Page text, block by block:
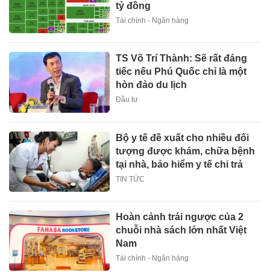
tỷ đồng
Tài chính - Ngân hàng
TS Võ Trí Thành: Sẽ rất đáng
tiếc nếu Phú Quốc chỉ là một
hòn đảo du lịch
Đầu tư
Bộ y tế đề xuất cho nhiều đối
tượng được khám, chữa bệnh
tại nhà, bảo hiểm y tế chi trả
TIN TỨC
Hoàn cảnh trái ngược của 2
chuỗi nhà sách lớn nhất Việt
Nam
Tài chính - Ngân hàng